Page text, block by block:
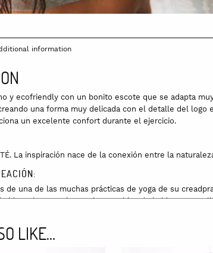
information
y ecofriendly con un bonito escote que se adapta
una forma muy delicada con el detalle del
un excelente confort durante el ejercicio.
La inspiración nace de la conexión entre la
de una de las muchas prácticas de yoga de su
idea a la patronista, quien nos hizo de la idea una
LIKE…